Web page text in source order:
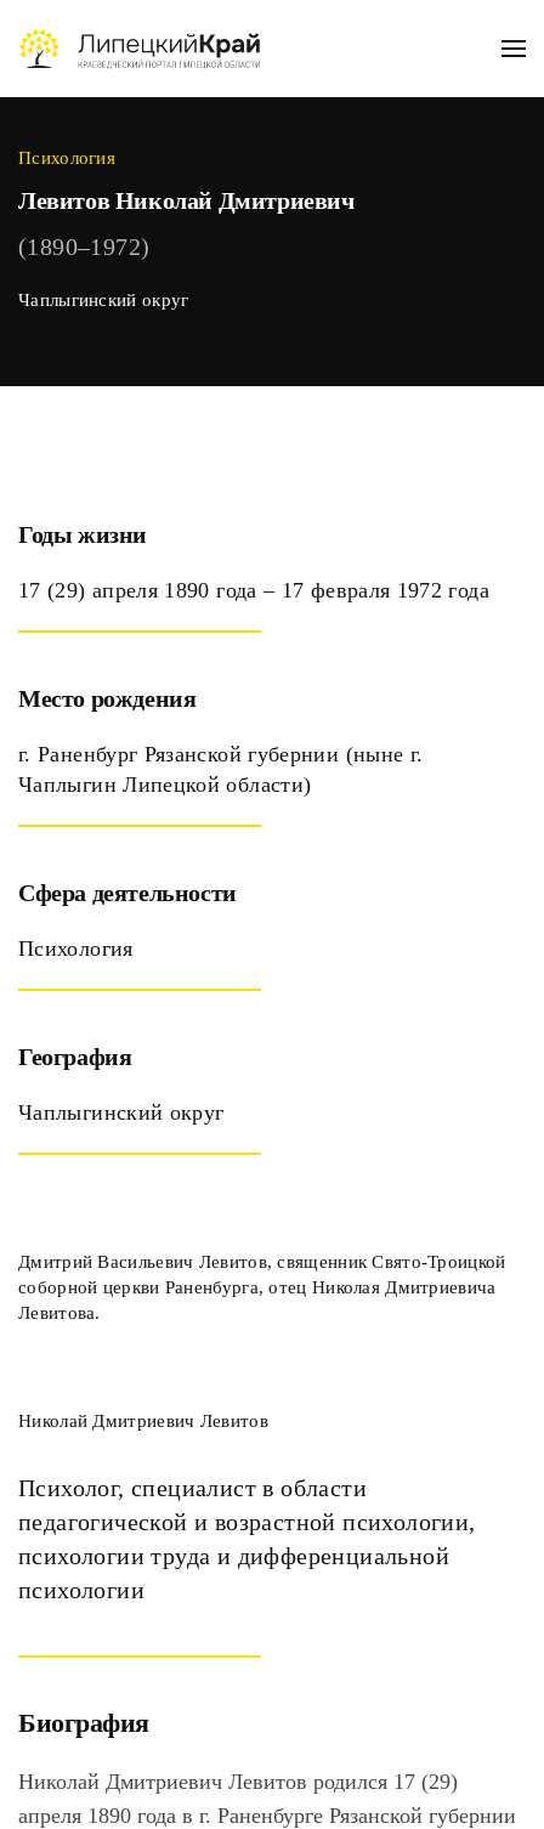
Skip to main content
Психология
Левитов Николай Дмитриевич
(1890–1972)
Чаплыгинский округ
Психолог, специалист в области
педагогической и возрастной психологии,
психологии труда и дифференциальной
психологии
Биография
Николай Дмитриевич Левитов родился 17 (29)
апреля 1890 года в г. Раненбурге Рязанской губернии
Годы жизни
17 (29) апреля 1890 года – 17 февраля 1972 года
Место рождения
г. Раненбург Рязанской губернии (ныне г.
Чаплыгин Липецкой области)
Сфера деятельности
Психология
География
Чаплыгинский округ
Дмитрий Васильевич Левитов, священник Свято-Троицкой
соборной церкви Раненбурга, отец Николая Дмитриевича
Левитова.
Николай Дмитриевич Левитов